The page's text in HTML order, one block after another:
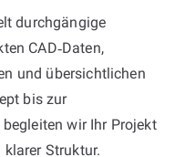
durchgängige
CAD‑Daten,
und übersichtlichen
bis zur
wir Ihr Projekt
Struktur.